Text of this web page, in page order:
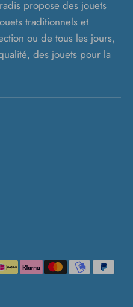
propose des jouets
traditionnels et
ou de tous les jours,
des jouets pour la